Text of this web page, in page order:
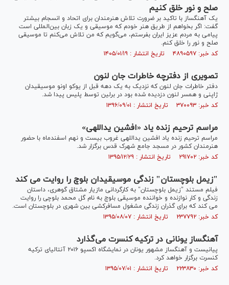
صلح و نور خلق کنیم
یک آهنگساز با تاکید بر ضرورت تلاش هنرمندان برای اتحاد و انسجام بیشتر
گفت: اگر بخواهم از طریق هنر خودم که موسیقی و یک زبان بین‌المللی است
پیامی به مردم عزیز ایران بفرستم، می‌گویم که من تلاش می‌کنم تا موسیقی
صلح و نور را خلق کنم.
کد خبر: ۴۸۹۰۵۹۷ تاریخ انتشار : ۱۴۰۵/۰۱/۱۹
تصویری از دفترچه خاطرات جان لنون
دفتر خاطرات جان لنون که نزدیک به یک دهه قبل از یوکو اونو موسیقیدان
ژاپنی و همسر لنون دزدیده شده بود در برلین توسط پلیس پیدا شد.
کد خبر: ۳۷۰۰۹۳ تاریخ انتشار : ۱۳۹۶/۰۹/۰۱
مراسم ترحيم زنده ياد «افشین یداللهی»
مراسم ترحيم زنده ياد افشین یداللهی غروب بیست و نهم اسفندماه با حضور
هنرمندان کشور در مسجد جامع شهرک قدس برگزار شد.
کد خبر: ۲۹۱۷۰۲ تاریخ انتشار : ۱۳۹۵/۱۲/۲۹
"زیمل بلوچستان" زندگی موسیقیدان بلوچ را روایت می کند
فیلم مستند "زیمل بلوچستان" به کارگردانی مازیار مشتاق گوهری، داستان
زندگی و کار نوازنده و خواننده موسیقی بلوچ به نام گل محمد بلوچی را روایت
می کند که برای گذران زندگی مشغول مسافرکشی بین شهری در بلوچستان است.
کد خبر: ۲۳۷۷۹۲ تاریخ انتشار : ۱۳۹۵/۰۸/۰۷
آهنگساز یونانی در ترکیه کنسرت می‌گذارد
پیانیست و آهنگساز مشهور یونان در نمایشگاه اکسپو ۲۰۱۶ آنتالیای ترکیه
کنسرت برگزار خواهد کرد.
کد خبر: ۲۲۳۸۳۰ تاریخ انتشار : ۱۳۹۵/۰۷/۰۱